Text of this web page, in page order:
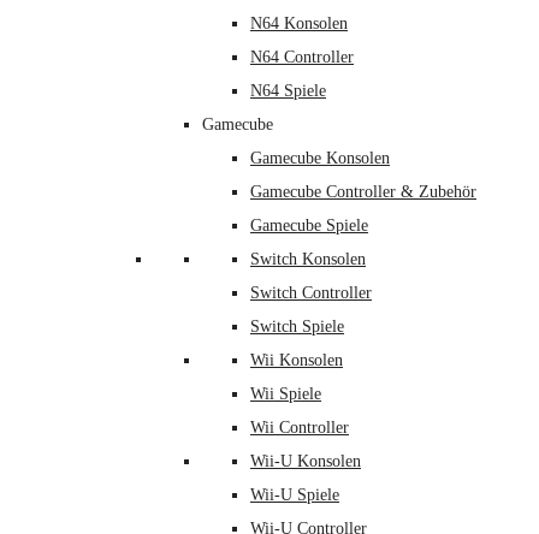
N64 Konsolen
N64 Controller
N64 Spiele
Gamecube
Gamecube Konsolen
Gamecube Controller & Zubehör
Gamecube Spiele
Switch Konsolen
Switch Controller
Switch Spiele
Wii Konsolen
Wii Spiele
Wii Controller
Wii-U Konsolen
Wii-U Spiele
Wii-U Controller